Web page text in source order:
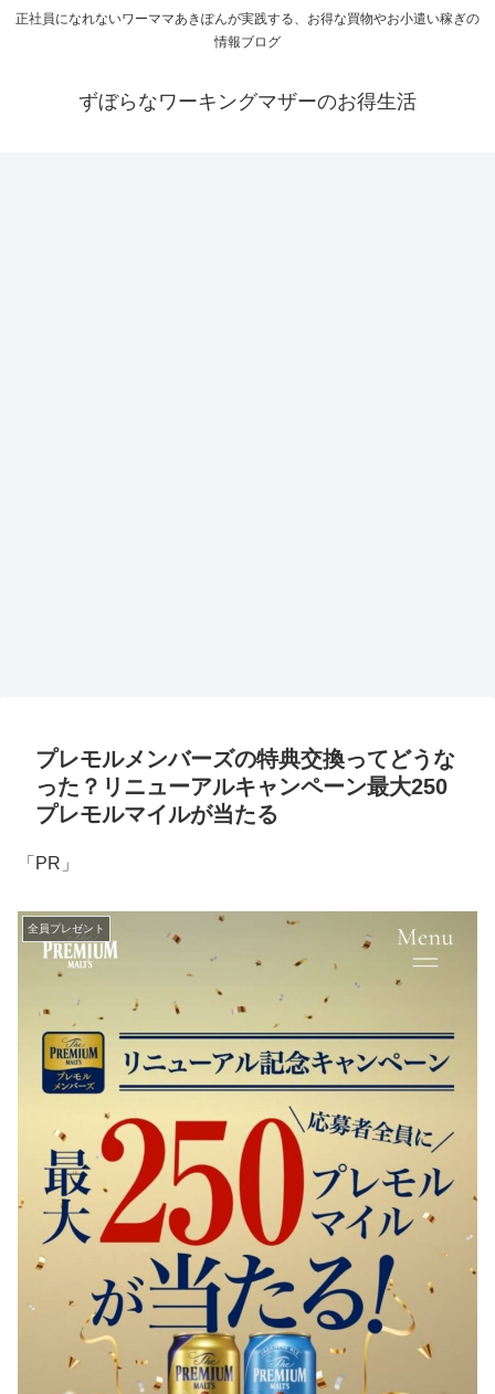
正社員になれないワーママあきぽんが実践する、お得な買物やお小遣い稼ぎの
情報ブログ
ずぼらなワーキングマザーのお得生活
プレモルメンバーズの特典交換ってどうな
った？リニューアルキャンペーン最大250
プレモルマイルが当たる
「PR」
全員プレゼント